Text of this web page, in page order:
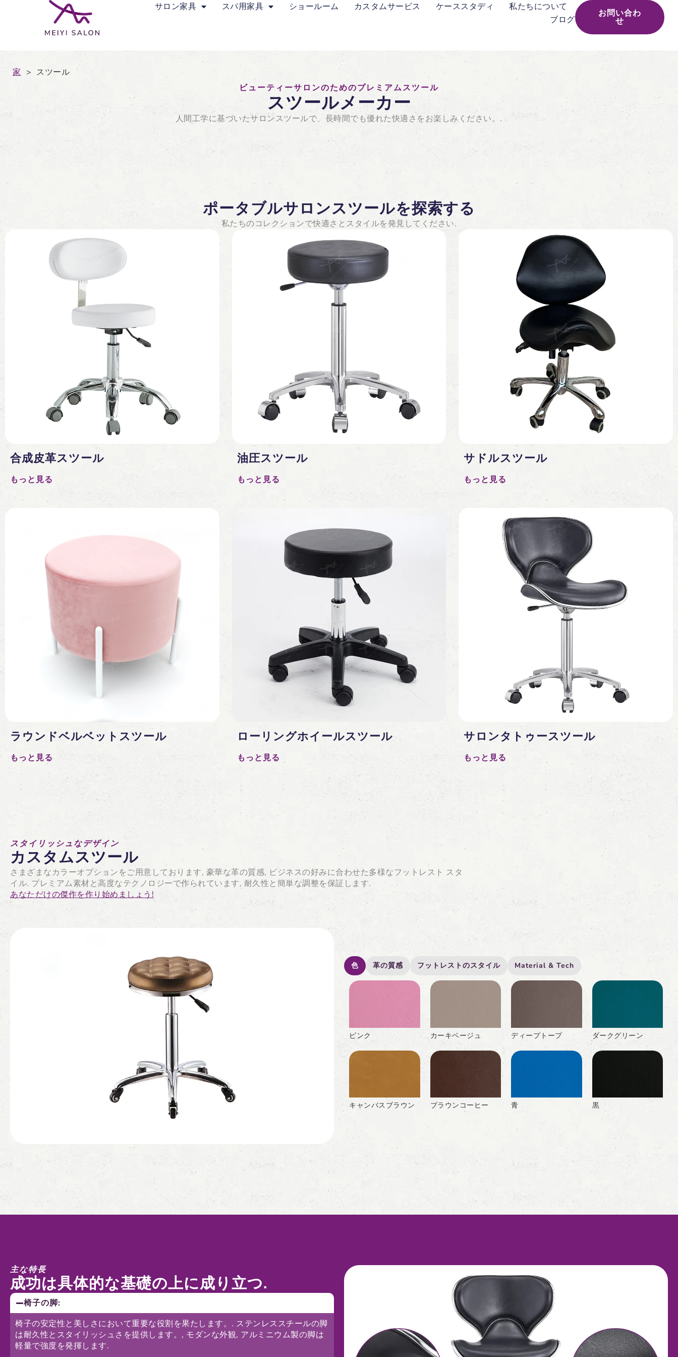
サロン家具 スパ用家具 ショールーム カスタムサービス ケーススタディ
私たちについて
ブログ
お問い合わ
せ
家 > スツール
ビューティーサロンのためのプレミアムスツール
スツールメーカー
人間工学に基づいたサロンスツールで、長時間でも優れた快適さをお楽しみください。.
ポータブルサロンスツールを探索する
私たちのコレクションで快適さとスタイルを発見してください.
合成皮革スツール
もっと見る
油圧スツール
もっと見る
サドルスツール
もっと見る
ラウンドベルベットスツール
もっと見る
ローリングホイールスツール
もっと見る
サロンタトゥースツール
もっと見る
スタイリッシュなデザイン
カスタムスツール
さまざまなカラーオプションをご用意しております, 豪華な革の質感, ビジネスの好みに合わせた多様なフットレスト スタ
イル. プレミアム素材と高度なテクノロジーで作られています, 耐久性と簡単な調整を保証します.
あなただけの傑作を作り始めましょう!
色 革の質感 フットレストのスタイル Material & Tech
ピンク カーキベージュ ディープトープ ダークグリーン
キャンバスブラウン ブラウンコーヒー 青 黒
主な特長
成功は具体的な基礎の上に成り立つ.
椅子の脚:
椅子の安定性と美しさにおいて重要な役割を果たします。. ステンレススチールの脚
は耐久性とスタイリッシュさを提供します。, モダンな外観, アルミニウム製の脚は
軽量で強度を発揮します.